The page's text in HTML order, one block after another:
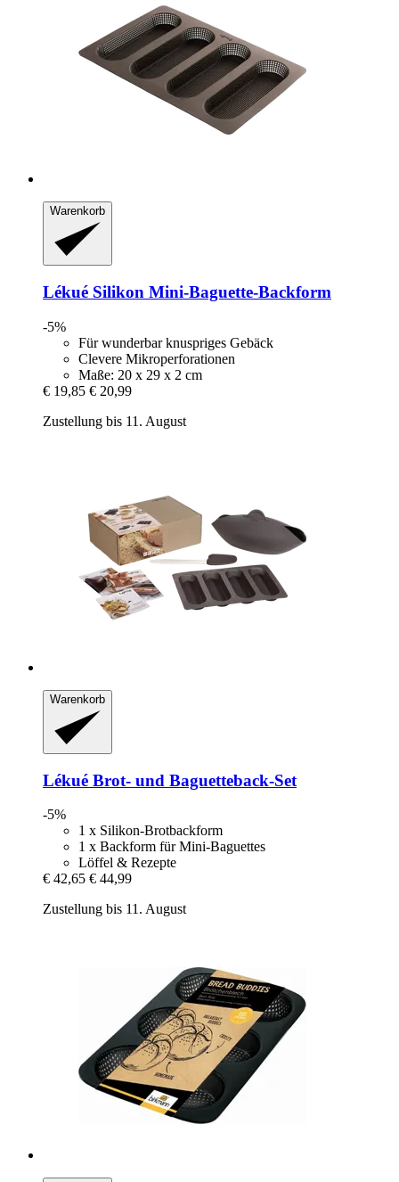
Warenkorb
Lékué Silikon Mini-​Baguette-​Backform
-5%
Für wunderbar knuspriges Gebäck
Clevere Mikroperforationen
Maße: 20 x 29 x 2 cm
€ 19,85 € 20,99
Zustellung bis 11. August
Warenkorb
Lékué Brot-​ und Baguetteback-​Set
-5%
1 x Silikon-Brotbackform
1 x Backform für Mini-Baguettes
Löffel & Rezepte
€ 42,65 € 44,99
Zustellung bis 11. August